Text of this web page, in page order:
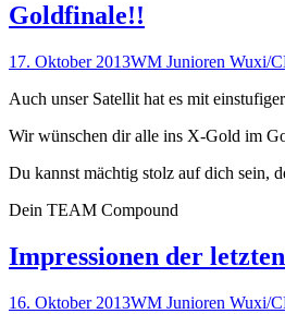
Goldfinale!!
17. Oktober 2013WM Junioren Wuxi/
Auch unser Satellit hat es mit
Wir wünschen dir alle ins X-Gold im
Du kannst mächtig stolz auf dich sein,
Dein TEAM Compound
Impressionen der
16. Oktober 2013WM Junioren Wuxi/